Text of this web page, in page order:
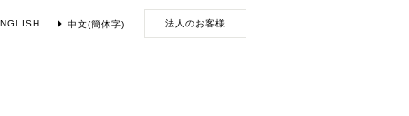
中文(簡体字) 法人のお客様